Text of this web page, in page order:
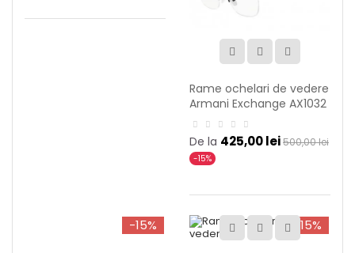
Rame ochelari de vedere
Armani Exchange AX1032
6063
De la 425,00 lei500,00 lei
-15%
-15% -15%